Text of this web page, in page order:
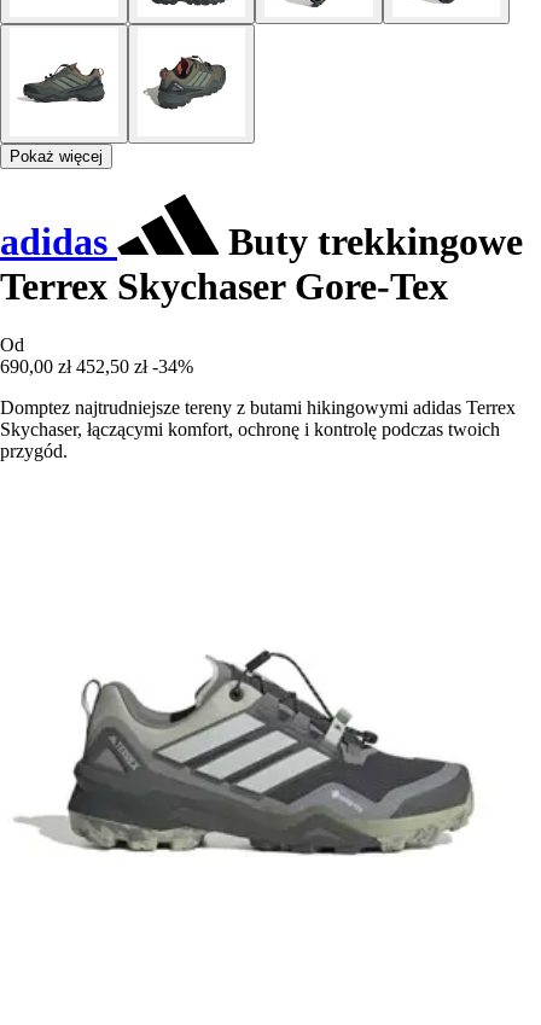
Pokaż więcej
adidas
Buty trekkingowe
Terrex Skychaser Gore-Tex
Od
690,00 zł 452,50 zł -34%
Domptez najtrudniejsze tereny z butami hikingowymi adidas Terrex
Skychaser, łączącymi komfort, ochronę i kontrolę podczas twoich
przygód.